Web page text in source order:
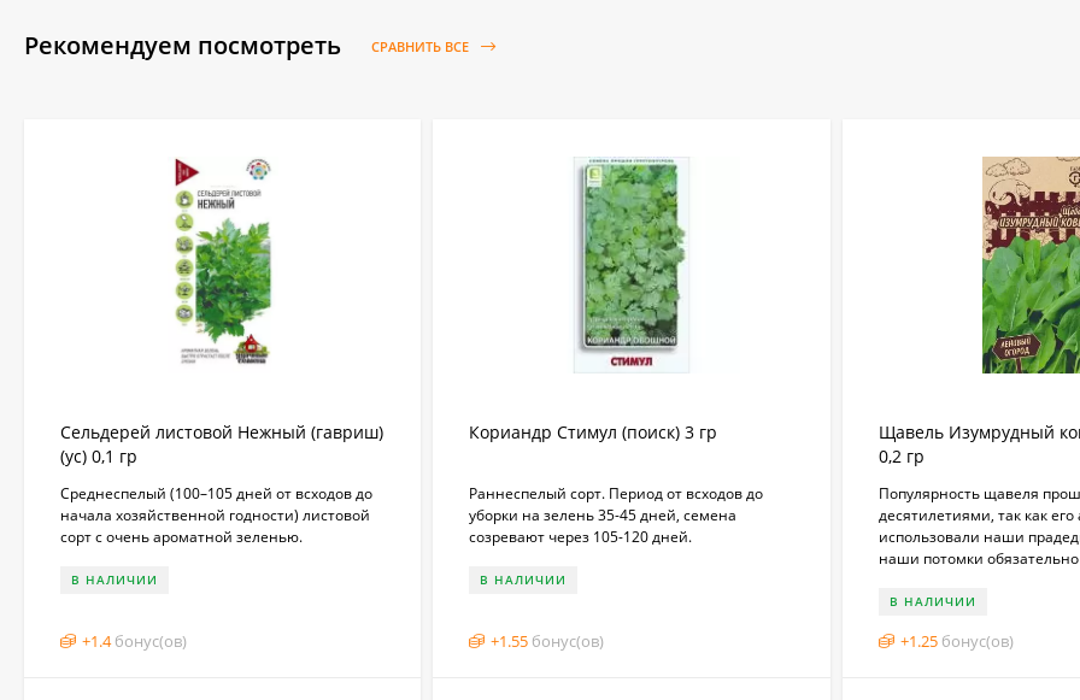
Рекомендуем посмотреть СРАВНИТЬ ВСЕ
Сельдерей листовой Нежный (гавриш)
(ус) 0,1 гр
​Среднеспелый (100–105 дней от всходов до
начала хозяйственной годности) листовой
сорт с очень ароматной зеленью.
В НАЛИЧИИ
+1.4 бонус(ов)
Кориандр Стимул (поиск) 3 гр
Раннеспелый сорт. Период от всходов до
уборки на зелень 35-45 дней, семена
созревают через 105-120 дней.
В НАЛИЧИИ
+1.55 бонус(ов)
Щавель Изумрудный
0,2 гр
Популярность щавеля
десятилетиями, так как его
использовали наши
наши потомки
В НАЛИЧИИ
+1.25 бонус(ов)